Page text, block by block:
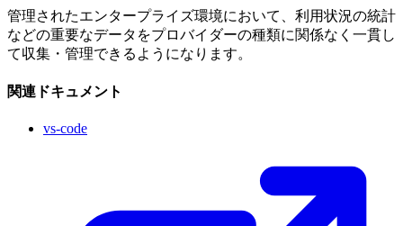
管理されたエンタープライズ環境において、利用状況の統計
などの重要なデータをプロバイダーの種類に関係なく一貫し
て収集・管理できるようになります。
関連ドキュメント
vs-code